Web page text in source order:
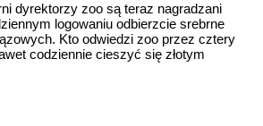
dyrektorzy zoo są teraz nagradzani
logowaniu odbierzcie srebrne
Kto odwiedzi zoo przez cztery
codziennie cieszyć się złotym